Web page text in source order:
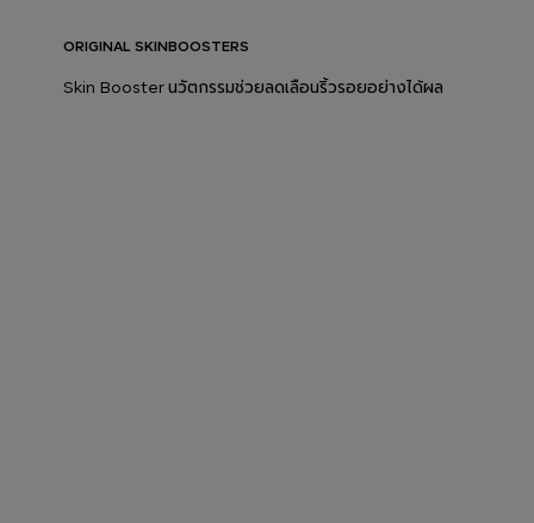
ORIGINAL SKINBOOSTERS
Skin Booster นวัตกรรมช่วยลดเลือนริ้วรอยอย่างได้ผล